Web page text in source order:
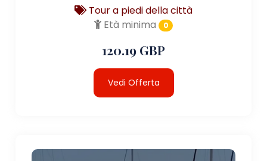
Tour a piedi della città
Età minima
0
120.19 GBP
Vedi Offerta